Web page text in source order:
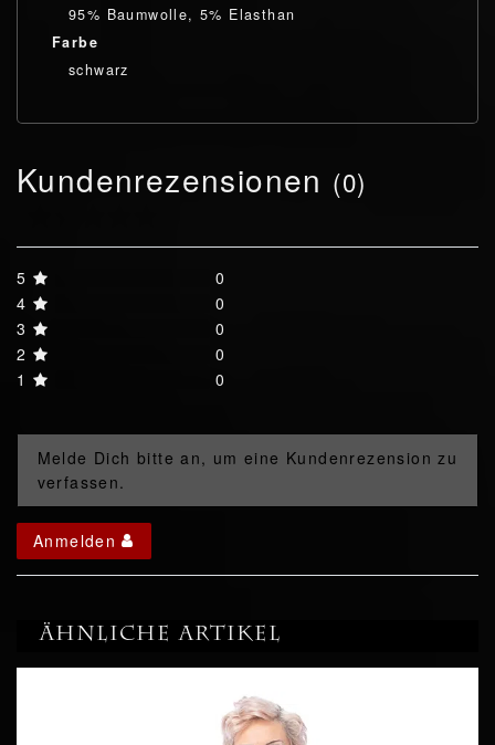
95% Baumwolle, 5% Elasthan
Farbe
schwarz
Kundenrezensionen (0)
5
0
4
0
3
0
2
0
1
0
Melde Dich bitte an, um eine Kundenrezension zu
verfassen.
Anmelden
Ähnliche Artikel